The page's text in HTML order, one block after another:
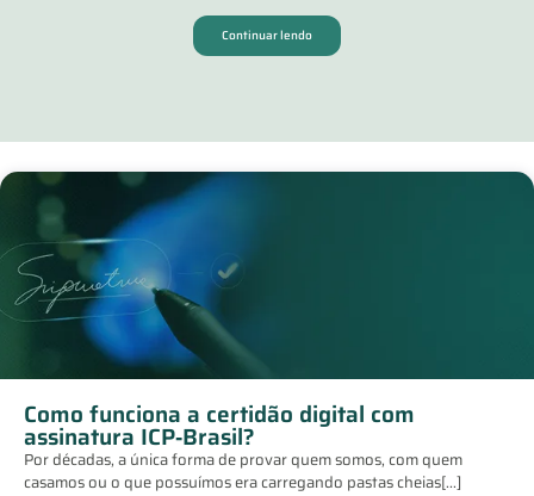
Continuar lendo
Como funciona a certidão digital com
assinatura ICP‑Brasil?
Por décadas, a única forma de provar quem somos, com quem
casamos ou o que possuímos era carregando pastas cheias[...]